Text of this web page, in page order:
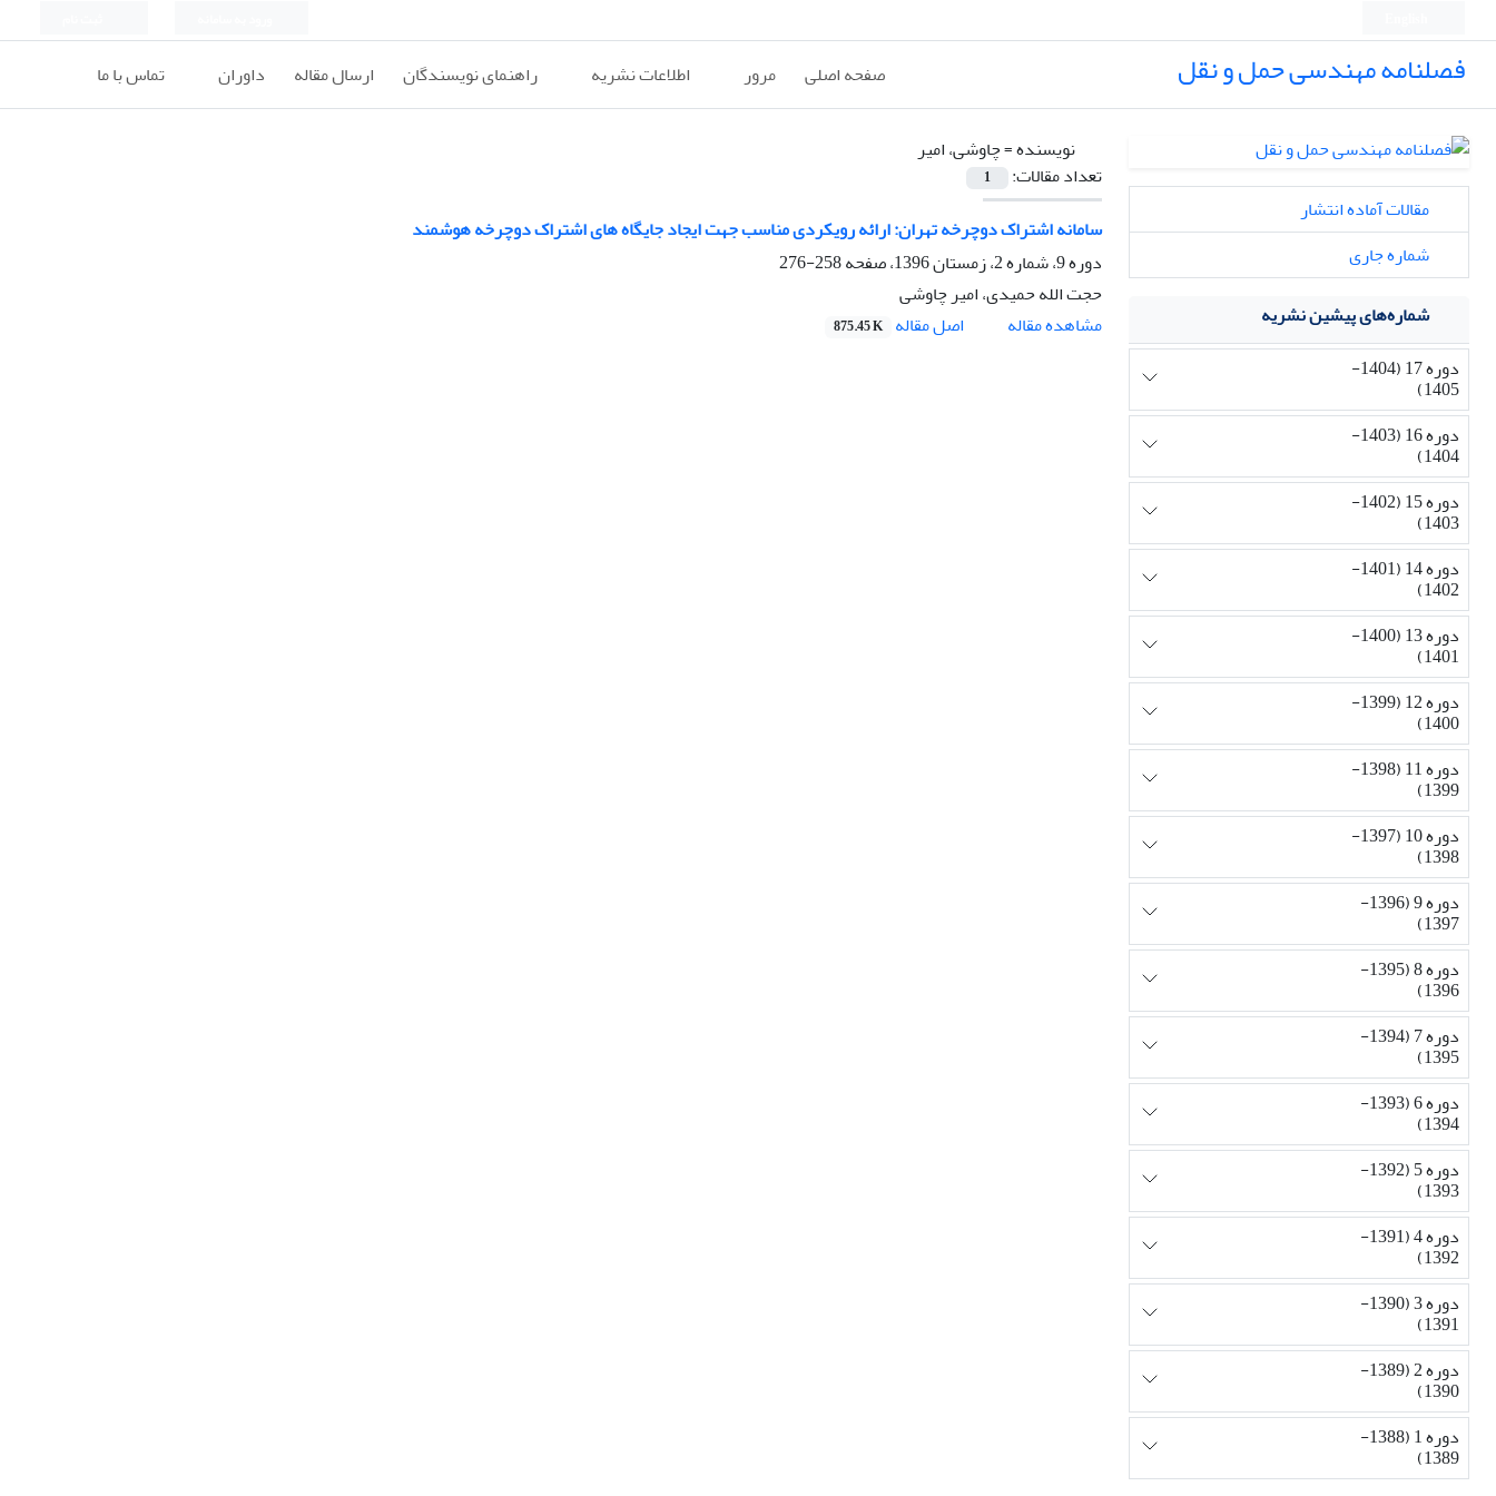
فصلنامه مهندسی حمل و نقل صفحه اصلی مرور اطلاعات نشریه راهنمای نویسندگان ارسال مقاله داوران تماس با ما
نویسنده =چاوشی، امیر
تعداد مقالات:
1
سامانه اشتراک دوچرخه تهران: ارائه رویکردی مناسب جهت ایجاد جایگاه های اشتراک دوچرخه هوشمند
دوره 9، شماره 2، زمستان 1396، صفحه
258-276
حجت الله حمیدی، امیر چاوشی
مشاهده مقاله
اصل مقاله 875.45 K
مقالات آماده انتشار
شماره جاری
شماره‌های پیشین نشریه
دوره 17 (1404-
1405)
دوره 16 (1403-
1404)
دوره 15 (1402-
1403)
دوره 14 (1401-
1402)
دوره 13 (1400-
1401)
دوره 12 (1399-
1400)
دوره 11 (1398-
1399)
دوره 10 (1397-
1398)
دوره 9 (1396-
1397)
دوره 8 (1395-
1396)
دوره 7 (1394-
1395)
دوره 6 (1393-
1394)
دوره 5 (1392-
1393)
دوره 4 (1391-
1392)
دوره 3 (1390-
1391)
دوره 2 (1389-
1390)
دوره 1 (1388-
1389)